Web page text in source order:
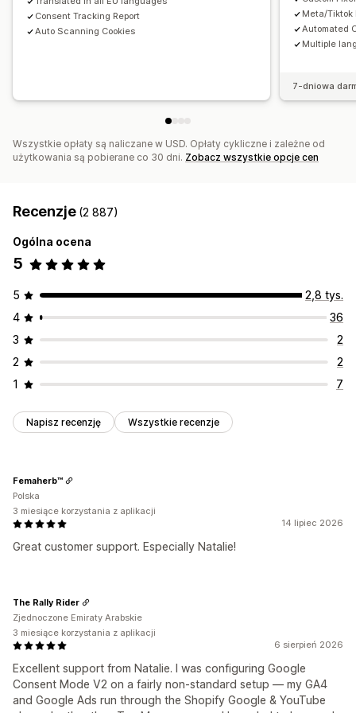
Consent Tracking Report
Auto Scanning Cookies
Meta/Tiktok
Automated
Multiple
7-dniowa
Wszystkie opłaty są naliczane w USD. Opłaty cykliczne i zależne od
użytkowania są pobierane co 30 dni. Zobacz wszystkie opcje cen
Recenzje (2 887)
Ogólna ocena
5
5
2,8 tys.
4
36
3
2
2
2
1
7
Napisz recenzję Wszystkie recenzje
14 lipiec 2026
Great customer support. Especially Natalie!
Femaherb™
Polska
3 miesiące korzystania z aplikacji
6 sierpień 2026
Excellent support from Natalie. I was configuring Google
Consent Mode V2 on a fairly non-standard setup — my GA4
and Google Ads run through the Shopify Google & YouTube
The Rally Rider
Zjednoczone Emiraty Arabskie
3 miesiące korzystania z aplikacji